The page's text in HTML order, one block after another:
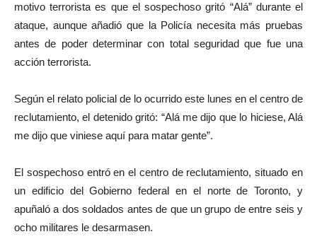
motivo terrorista es que el sospechoso gritó “Alá” durante el
ataque, aunque añadió que la Policía necesita más pruebas
antes de poder determinar con total seguridad que fue una
acción terrorista.
Según el relato policial de lo ocurrido este lunes en el centro de
reclutamiento, el detenido gritó: “Alá me dijo que lo hiciese, Alá
me dijo que viniese aquí para matar gente”.
El sospechoso entró en el centro de reclutamiento, situado en
un edificio del Gobierno federal en el norte de Toronto, y
apuñaló a dos soldados antes de que un grupo de entre seis y
ocho militares le desarmasen.